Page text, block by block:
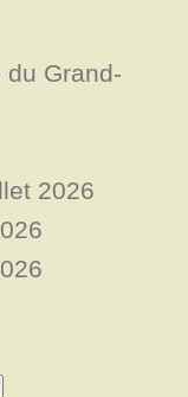
du Grand-
2026